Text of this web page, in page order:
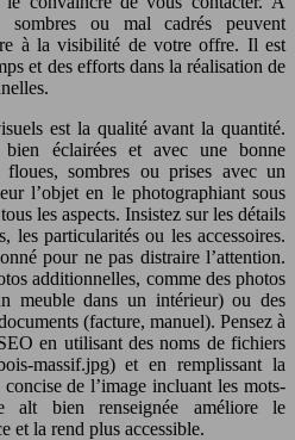
sombres ou mal cadrés peuvent
à la visibilité de votre offre. Il est
et des efforts dans la réalisation de
est la qualité avant la quantité.
bien éclairées et avec une bonne
sombres ou prises avec un
l’objet en le photographiant sous
les aspects. Insistez sur les détails
les particularités ou les accessoires.
pour ne pas distraire l’attention.
additionnelles, comme des photos
meuble dans un intérieur) ou des
(facture, manuel). Pensez à
en utilisant des noms de fichiers
massif.jpg) et en remplissant la
de l’image incluant les mots-
alt bien renseignée améliore le
et la rend plus accessible.